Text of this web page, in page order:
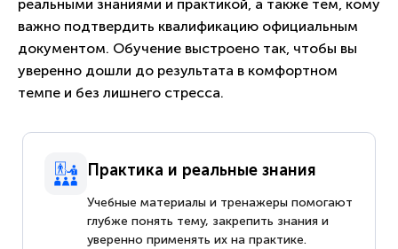
реальными знаниями и практикой, а также тем, кому
важно подтвердить квалификацию официальным
документом. Обучение выстроено так, чтобы вы
уверенно дошли до результата в комфортном
темпе и без лишнего стресса.
Практика и реальные знания
Учебные материалы и тренажеры помогают
глубже понять тему, закрепить знания и
уверенно применять их на практике.